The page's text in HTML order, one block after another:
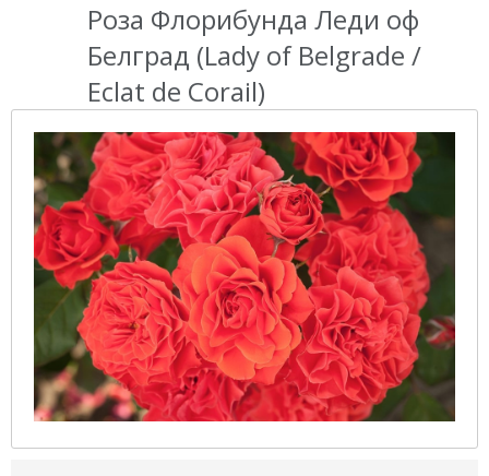
Роза Флорибунда Леди оф
Белград (Lady of Belgrade /
Eclat de Corail)